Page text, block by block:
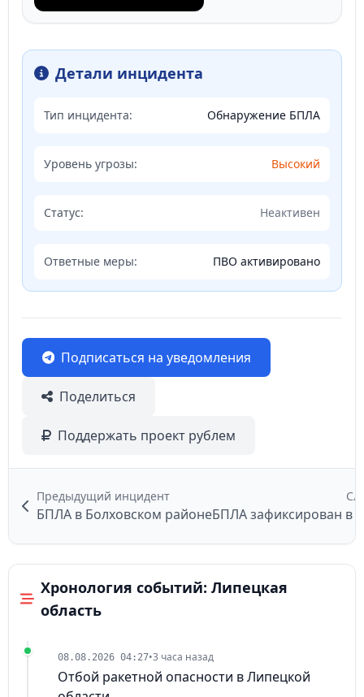
Детали инцидента
Тип инцидента: Обнаружение БПЛА
Уровень угрозы: Высокий
Статус: Неактивен
Ответные меры: ПВО активировано
Подписаться на уведомления
Поделиться
Поддержать проект рублем
Предыдущий инцидент
БПЛА в Болховском районе
Хронология событий: Липецкая
область
08.08.2026 04:27•3 часа назад
Отбой ракетной опасности в Липецкой